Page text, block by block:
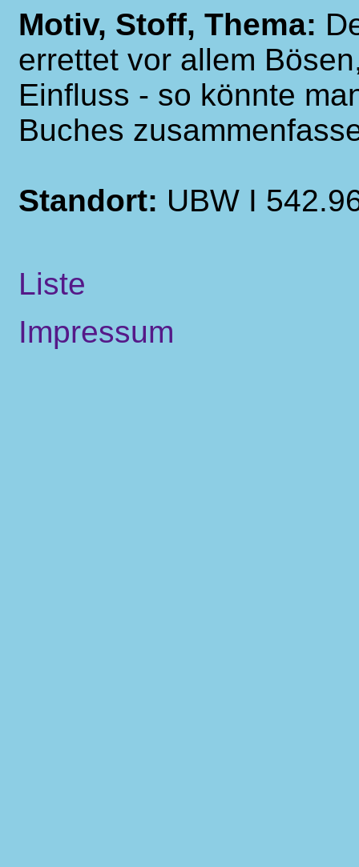
Motiv, Stoff, Thema:
errettet vor allem
Einfluss - so könnte
Buches
Standort: UBW I
Liste
Impressum